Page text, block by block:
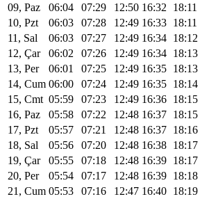
09, Paz
06:04 07:29 12:50 16:32 18:11
10, Pzt
06:03 07:28 12:49 16:33 18:11
11, Sal
06:03 07:27 12:49 16:34 18:12
12, Çar
06:02 07:26 12:49 16:34 18:13
13, Per
06:01 07:25 12:49 16:35 18:13
14, Cum 06:00 07:24 12:49 16:35 18:14
15, Cmt 05:59 07:23 12:49 16:36 18:15
16, Paz
05:58 07:22 12:48 16:37 18:15
17, Pzt
05:57 07:21 12:48 16:37 18:16
18, Sal
05:56 07:20 12:48 16:38 18:17
19, Çar
05:55 07:18 12:48 16:39 18:17
20, Per
05:54 07:17 12:48 16:39 18:18
21, Cum 05:53 07:16 12:47 16:40 18:19